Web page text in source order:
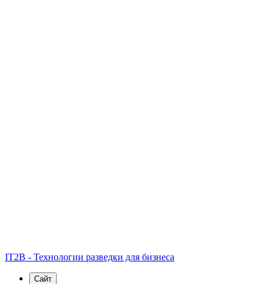
IT2B - Технологии разведки для бизнеса
Сайт